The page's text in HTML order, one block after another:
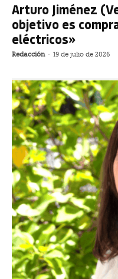
Arturo Jiménez
objetivo es
eléctricos»
Redacción - 19 de julio de 2026